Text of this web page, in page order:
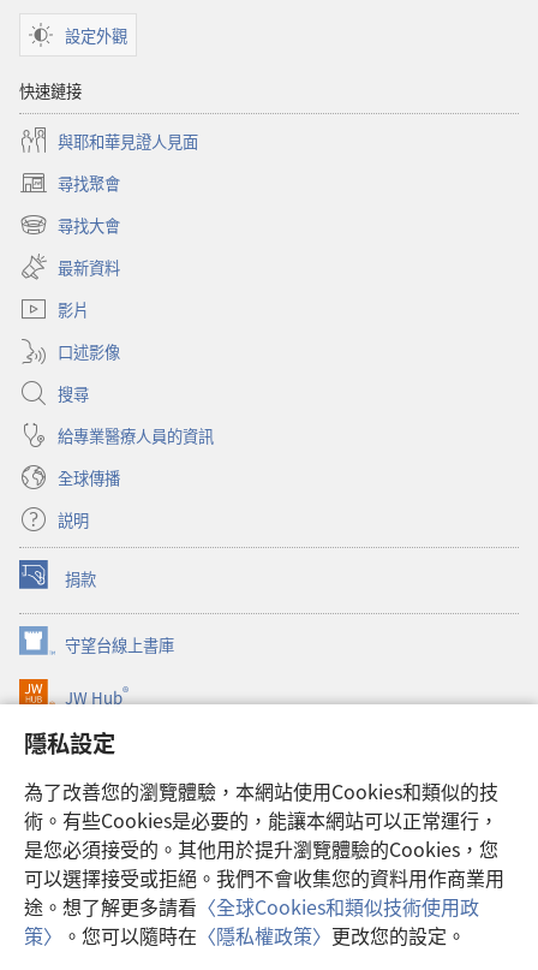
隱私設定
為了改善您的瀏覽體驗，本網站使用Cookies和類似的技
術。有些Cookies是必要的，能讓本網站可以正常運行，
是您必須接受的。其他用於提升瀏覽體驗的Cookies，您
可以選擇接受或拒絕。我們不會收集您的資料用作商業用
途。想了解更多請看 〈全球Cookies和類似技術使用政
策〉 。您可以隨時在 〈隱私權政策〉 更改您的設定。
設定外觀
快速鏈接
與耶和華見證人見面
尋找聚會
（開
啟
新
視
窗）
尋找大會
（開
啟
新
視
最新資料
影片
口述影像
搜尋
給專業醫療人員的資訊
全球傳播
説明
捐款
（開
啟
新
視
窗）
守望台線上書庫
（開
啟
新
窗）
JW Hub®
（開
啟
新
視
窗）
JW Library®
Watchtower Library
Copyright© 2026 Watch Tower Bible and Tract Society of Pennsylvania.
使用條款 |隱私權政策| 隱私設定